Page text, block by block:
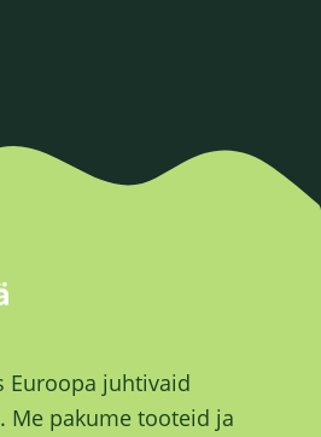
Euroopa juhtivaid
Me pakume tooteid ja